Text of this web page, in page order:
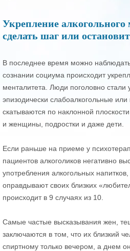
Укрепление алкогольного
сделать шаг или
В последнее время можно наблюдать
сознании социума происходит
менталитета. Люди поголовно стали
эпизодически слабоалкогольные
скатываются по наклонной
и женщины, подростки и даже дети.
Если раньше на приеме у
пациентов алкоголиков негативно
употребления алкогольных
оправдывают своих близких
происходит в 9 случаях из 10.
Самые частые высказывания жен,
заключаются в том, что их близкий
спиртному только вечером, а днем